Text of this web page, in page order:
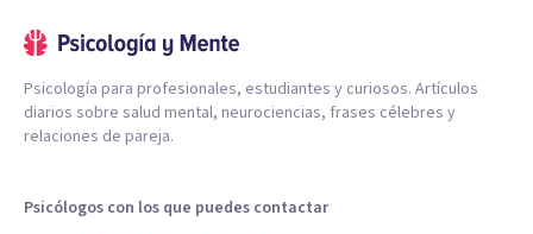
Psicología para profesionales, estudiantes y curiosos. Artículos
diarios sobre salud mental, neurociencias, frases célebres y
relaciones de pareja.
Psicólogos con los que puedes contactar